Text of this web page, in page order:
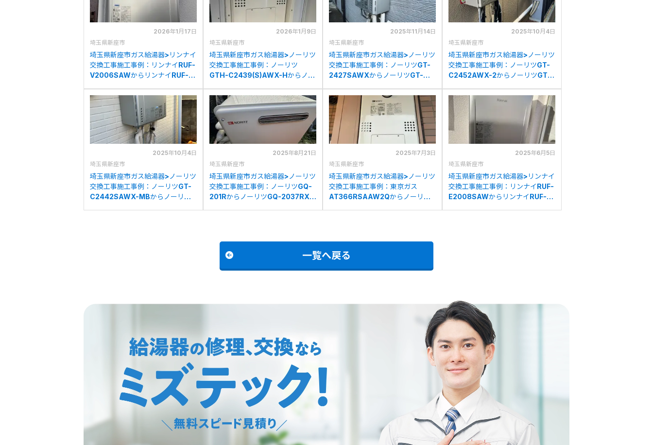
2026年1月17日
埼玉県新座市
埼玉県新座市ガス給湯器>リンナイ
交換工事施工事例：リンナイRUF-
V2006SAWからリンナイRUF-
2026年1月9日
埼玉県新座市
埼玉県新座市ガス給湯器>ノーリツ
交換工事施工事例：ノーリツ
GTH-C2439(S)AWX-Hからノー
への交換
2025年11月14日
埼玉県新座市
埼玉県新座市ガス給湯器>ノーリツ
交換工事施工事例：ノーリツGT-
2427SAWXからノーリツGT-
2025年10月4日
埼玉県新座市
埼玉県新座市ガス給湯器>ノーリツ
交換工事施工事例：ノーリツGT-
C2452AWX-2からノーリツGT-
2025年10月4日
埼玉県新座市
埼玉県新座市ガス給湯器>ノーリツ
交換工事施工事例：ノーリツGT-
C2442SAWX-MBからノーリツ
2025年8月21日
埼玉県新座市
埼玉県新座市ガス給湯器>ノーリツ
交換工事施工事例：ノーリツGQ-
201RからノーリツGQ-2037RXへ
2025年7月3日
埼玉県新座市
埼玉県新座市ガス給湯器>ノーリツ
交換工事施工事例：東京ガス
AT366RSAAW2Qからノーリツ
2025年6月5日
埼玉県新座市
埼玉県新座市ガス給湯器>リンナイ
交換工事施工事例：リンナイRUF-
E2008SAWからリンナイRUF-
一覧へ戻る